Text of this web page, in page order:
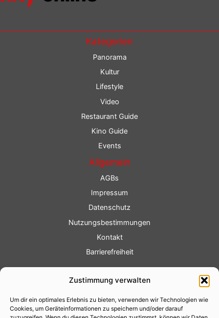
Zustimmung verwalten
Um dir ein optimales Erlebnis zu bieten, verwenden wir Technologien wie
Cookies, um Geräteinformationen zu speichern und/oder darauf
Kategorien
Panorama
Kultur
Lifestyle
Video
Restaurant Guide
Kino Guide
Events
Allgemein
AGBs
Impressum
Datenschutz
Nutzungsbestimmungen
Kontakt
Barrierefreiheit
Fotoservice
Videoservice